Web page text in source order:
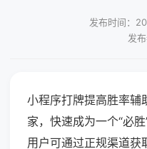
发布时间：
发
小程序打牌提高胜率辅
家，快速成为一个“必
用户可通过正规渠道获